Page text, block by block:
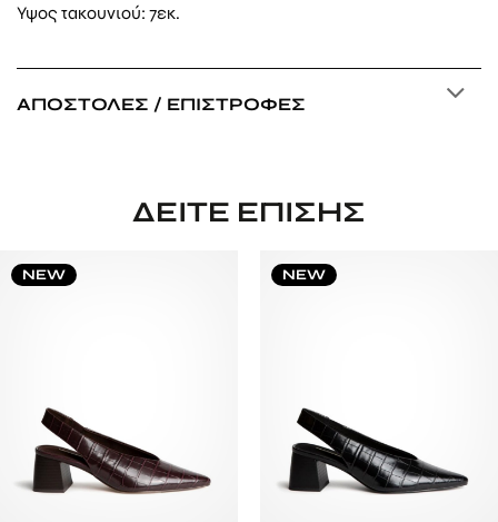
Υψος τακουνιού: 7εκ.
ΑΠΟΣΤΟΛΈΣ / ΕΠΙΣΤΡΟΦΈΣ
ΔΕΊΤΕ ΕΠΊΣΗΣ
NEW NEW